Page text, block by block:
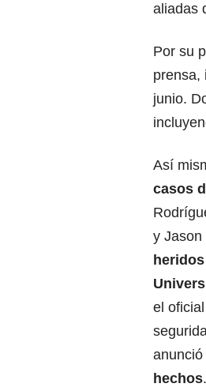
aliadas
Por su
prensa,
junio.
Así
casos
y Jason
el
hechos.